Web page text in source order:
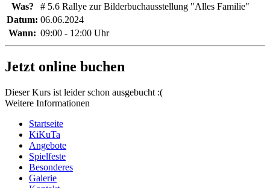
Was?
# 5.6 Rallye zur Bilderbuchausstellung "Alles Familie"
Datum: 06.06.2024
Wann: 09:00 - 12:00 Uhr
Jetzt online buchen
Dieser Kurs ist leider schon ausgebucht :(
Weitere Informationen
Startseite
KiKuTa
Angebote
Spielfeste
Besonderes
Galerie